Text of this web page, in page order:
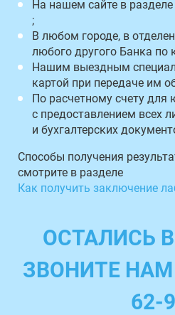
На нашем сайте в разделе
;
В любом городе, в
любого другого Банка по
Нашим выездным
картой при передаче им
По расчетному счету для
с предоставлением всех
и бухгалтерских
Способы получения
смотрите в разделе
Как получить заключение
ОСТАЛИСЬ
ЗВОНИТЕ НАМ
62-